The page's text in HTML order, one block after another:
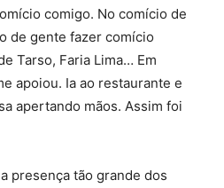
comigo. No comício de
de gente fazer comício
Tarso, Faria Lima… Em
apoiou. Ia ao restaurante e
apertando mãos. Assim foi
presença tão grande dos